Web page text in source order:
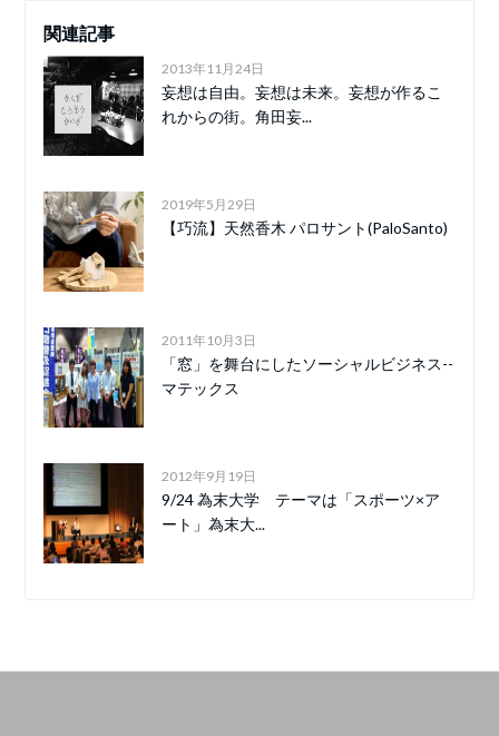
関連記事
2013年11月24日
妄想は自由。妄想は未来。妄想が作るこ
れからの街。角田妄...
2019年5月29日
【巧流】天然香木 パロサント(PaloSanto)
2011年10月3日
「窓」を舞台にしたソーシャルビジネス--
マテックス
2012年9月19日
9/24 為末大学 テーマは「スポーツ×ア
ート」為末大...